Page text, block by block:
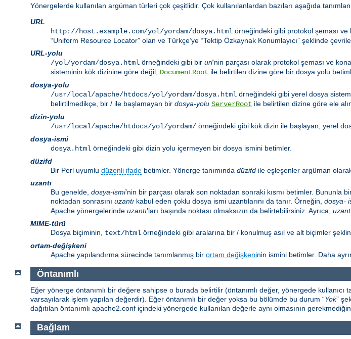
Yönergelerde kullanılan argüman türleri çok çeşitlidir. Çok kullanılanlardan bazıları aşağıda
URL
http://host.example.com/yol/yordam/dosya.html örneğindeki gibi protokol şeması ve
“Uniform Resource Locator” olan ve Türkçe’ye “Tektip Özkaynak Konumlayıcı” şeklinde
URL-yolu
/yol/yordam/dosya.html örneğindeki gibi bir url’nin parçası olarak protokol şeması ve
sisteminin kök dizinine göre değil, DocumentRoot ile belirtilen dizine göre bir dosya yolu
dosya-yolu
/usr/local/apache/htdocs/yol/yordam/dosya.html örneğindeki gibi yerel dosya
belirtilmedikçe, bir / ile başlamayan bir dosya-yolu ServerRoot ile belirtilen dizine göre ele
dizin-yolu
/usr/local/apache/htdocs/yol/yordam/ örneğindeki gibi kök dizin ile başlayan, yerel
dosya-ismi
dosya.html örneğindeki gibi dizin yolu içermeyen bir dosya ismini betimler.
düzifd
Bir Perl uyumlu düzenli ifade betimler. Yönerge tanımında düzifd ile eşleşenler argüman olarak
uzantı
Bu genelde, dosya-ismi’nin bir parçası olarak son noktadan sonraki kısmı betimler. Bununla
noktadan sonrasını uzantı kabul eden çoklu dosya ismi uzantılarını da tanır. Örneğin, dosya-
Apache yönergelerinde uzantı’ları başında noktası olmaksızın da belirtebilirsiniz. Ayrıca,
MIME-türü
Dosya biçiminin, text/html örneğindeki gibi aralarına bir / konulmuş asıl ve alt biçimler
ortam-değişkeni
Apache yapılandırma sürecinde tanımlanmış bir ortam değişkeninin ismini betimler. Daha
Öntanımlı
Eğer yönerge öntanımlı bir değere sahipse o burada belirtilir (öntanımlı değer, yönergede
varsayılarak işlem yapılan değerdir). Eğer öntanımlı bir değer yoksa bu bölümde bu durum “Yok”
dağıtılan öntanımlı apache2.conf içindeki yönergede kullanılan değerle aynı olmasının
Bağlam